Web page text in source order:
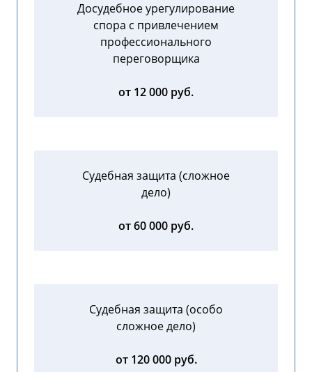
Досудебное урегулирование
спора с привлечением
профессионального
переговорщика
от 12 000 руб.
Судебная защита (сложное
дело)
от 60 000 руб.
Судебная защита (особо
сложное дело)
от 120 000 руб.